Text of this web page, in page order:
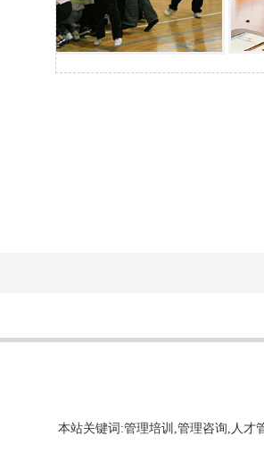
本站关键词:管理培训,管理咨询,人才